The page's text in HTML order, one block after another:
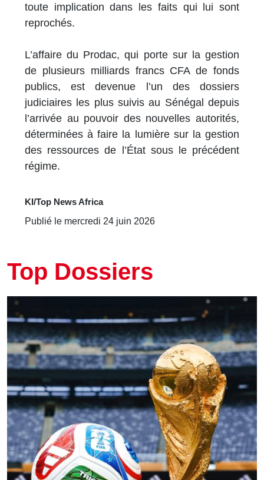
toute implication dans les faits qui lui sont
reprochés.
L’affaire du Prodac, qui porte sur la gestion
de plusieurs milliards francs CFA de fonds
publics, est devenue l’un des dossiers
judiciaires les plus suivis au Sénégal depuis
l’arrivée au pouvoir des nouvelles autorités,
déterminées à faire la lumière sur la gestion
des ressources de l’État sous le précédent
régime.
KI/Top News Africa
Publié le mercredi 24 juin 2026
Top Dossiers